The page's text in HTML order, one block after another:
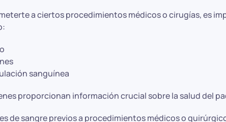
a ciertos procedimientos médicos o cirugías, es
sanguínea
proporcionan información crucial sobre la salud del
de sangre previos a procedimientos médicos o